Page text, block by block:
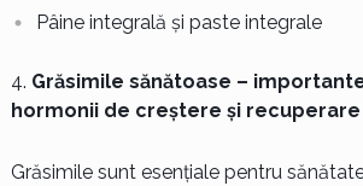
Pâine integrală și paste integrale
Grăsimile sănătoase –
hormonii de creștere și recuperare
Grăsimile sunt esențiale pentru